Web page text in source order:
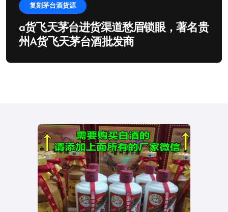
复刻茅台酒货源
a货飞天茅台进货渠道愁眉锁眼，著名贵
州A货飞天茅台酒批发商